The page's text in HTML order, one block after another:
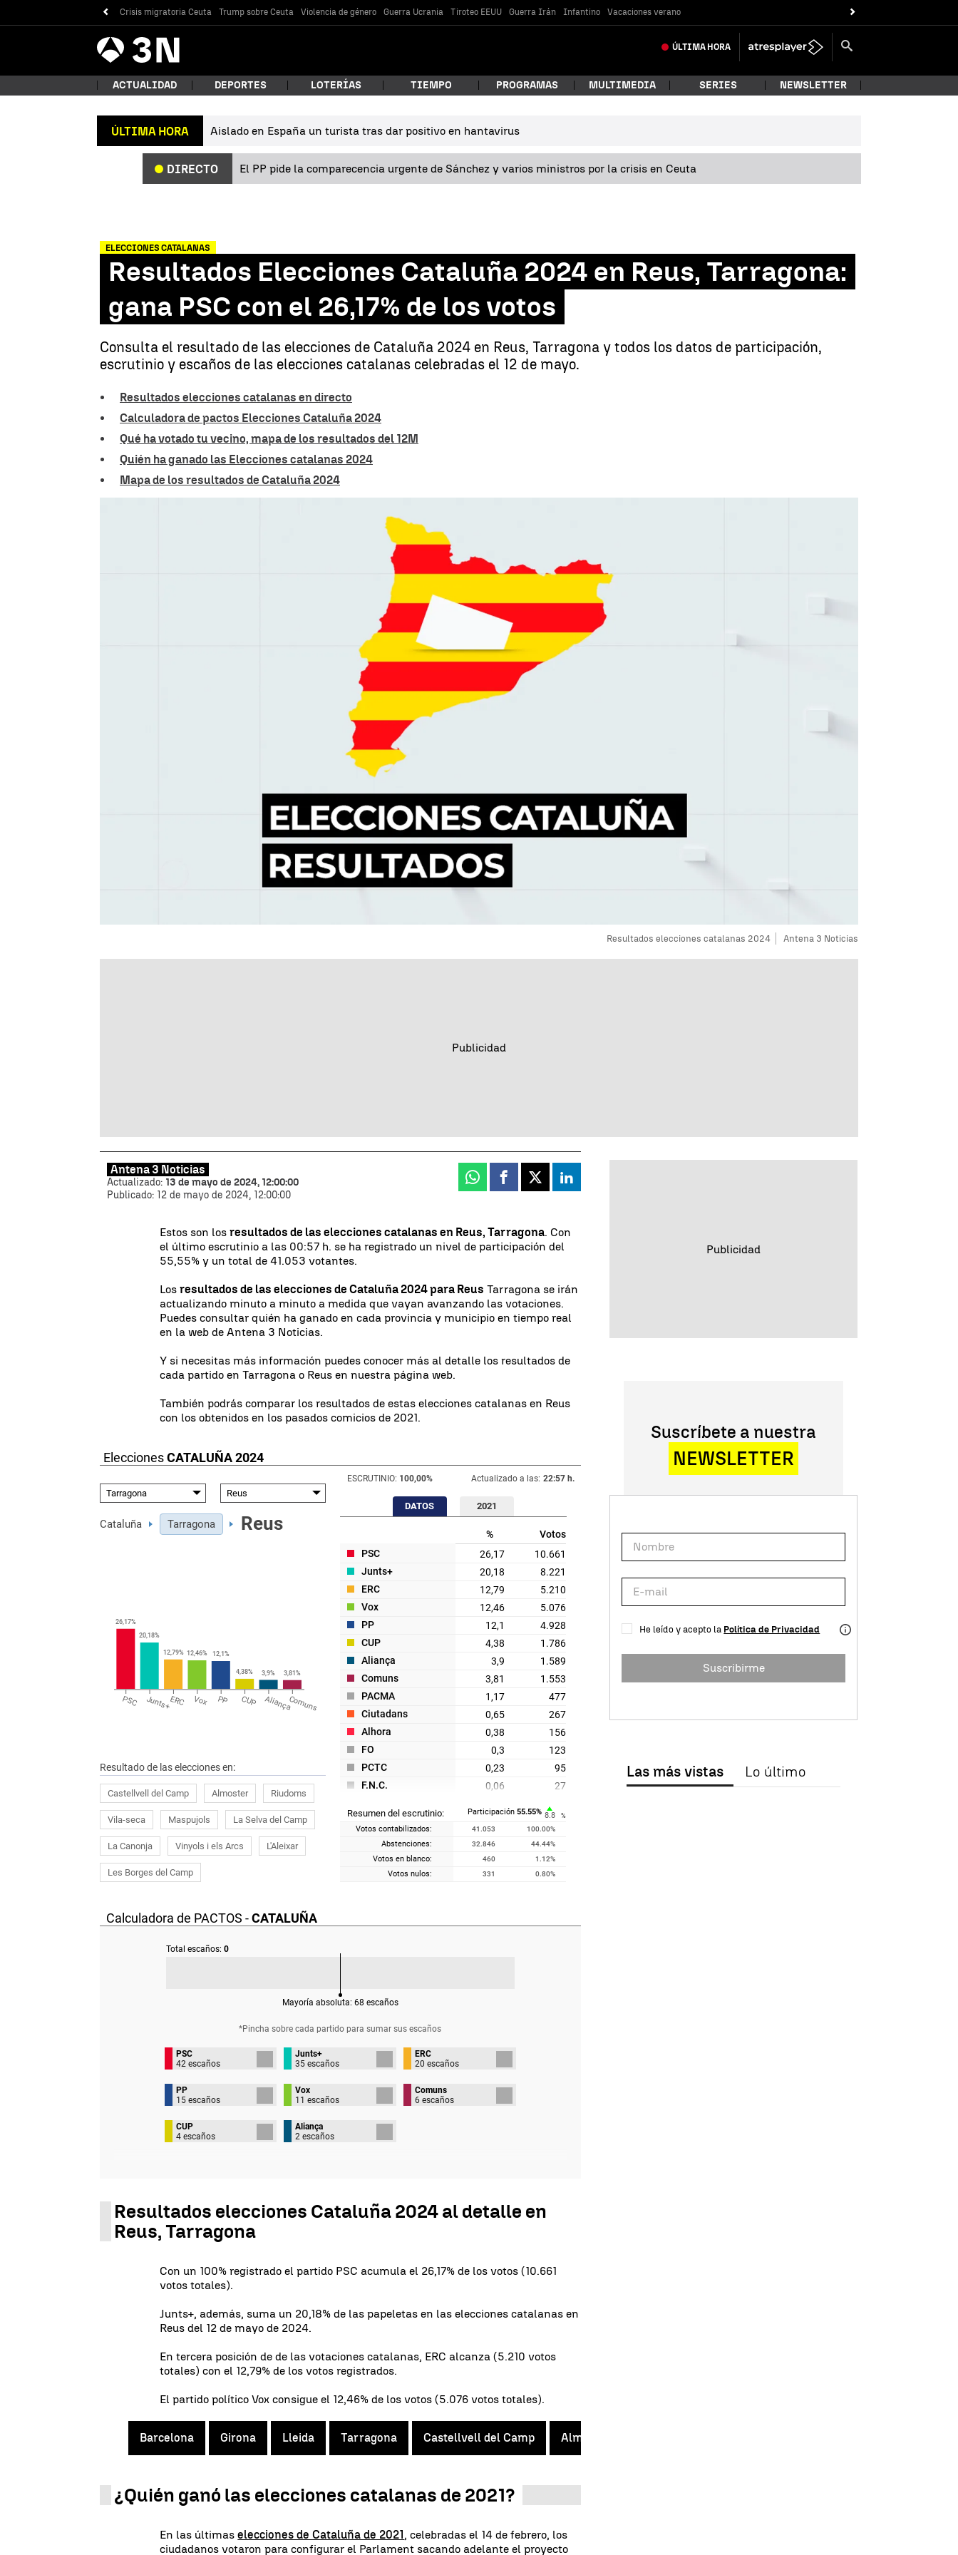
Crisis migratoria Ceuta Trump sobre Ceuta Violencia de género Guerra Ucrania Tiroteo EEUU Guerra Irán Infantino Vacaciones verano
Antena
3 Noticias ÚLTIMA HORA
¿Qué estás buscando?
Buscar
ACTUALIDAD DEPORTES LOTERÍAS TIEMPO PROGRAMAS MULTIMEDIA SERIES NEWSLETTER
ÚLTIMA HORA Aislado en España un turista tras dar positivo en hantavirus
DIRECTO El PP pide la comparecencia urgente de Sánchez y varios ministros por la crisis en Ceuta
ELECCIONES CATALANAS
Resultados Elecciones Cataluña 2024 en Reus, Tarragona:
gana PSC con el 26,17% de los votos
Consulta el resultado de las elecciones de Cataluña 2024 en Reus, Tarragona y todos los datos de participación,
escrutinio y escaños de las elecciones catalanas celebradas el 12 de mayo.
Resultados elecciones catalanas en directo
Calculadora de pactos Elecciones Cataluña 2024
Qué ha votado tu vecino, mapa de los resultados del 12M
Quién ha ganado las Elecciones catalanas 2024
Mapa de los resultados de Cataluña 2024
Resultados elecciones catalanas 2024 Antena 3 Noticias
Antena 3 Noticias
Actualizado: 13 de mayo de 2024, 12:00:00
Publicado: 12 de mayo de 2024, 12:00:00
Whatsapp
Facebook
X Linkedin
Estos son losresultados de las elecciones catalanas en Reus, Tarragona. Con
el último escrutinio a las 00:57 h. se ha registrado un nivel de participación del
55,55% y un total de 41.053 votantes.
Losresultados de las elecciones de Cataluña 2024 para Reus Tarragona se irán
actualizando minuto a minuto a medida que vayan avanzando las votaciones.
Puedes consultar quién ha ganado en cada provincia y municipio en tiempo real
en la web de Antena 3 Noticias.
Y si necesitas más información puedes conocer más al detalle los resultados de
cada partido en Tarragona o Reus en nuestra página web.
También podrás comparar los resultados de estas elecciones catalanas en Reus
con los obtenidos en los pasados comicios de 2021.
EleccionesCATALUÑA2024
ESCRUTINIO: 100,00% Actualizado a las: 22:57 h.
Cataluña Tarragona Reus
PSC Junts+ERC Vox PP CUP AliançaComuns
26,17%
20,18%
12,79% 12,46% 12,1 %
4,38% 3,9% 3,81%
Resultado de las elecciones en:
Castellvell del Camp Almoster Riudoms
Vila-seca Maspujols La Selva del Camp
La Canonja Vinyols i els Arcs L'Aleixar
Les Borges del Camp
DATOS 2021
%
Votos
PSC
26,17
10.661
Junts+
20,18
8.221
ERC
12,79
5.210
Vox
12,46
5.076
PP
12,1
4.928
CUP
4,38
1.786
Aliança
3,9
1.589
Comuns
3,81
1.553
PACMA
1,17
477
Ciutadans
0,65
267
Alhora
0,38
156
FO
0,3
123
PCTC
0,23
95
F.N.C.
0,06
27
26
0,05
CNV
0,04 18
Resumen del escrutinio: Participación 55.55% 8.8 %
Votos contabilizados: 41.053 100.00%
Abstenciones: 32.846 44.44%
Votos en blanco: 460 1.12%
Votos nulos: 331 0.80%
Calculadora de PACTOS -CATALUÑA
Total escaños: 0
Mayoría absoluta: 68 escaños
*Pincha sobre cada partido para sumar sus escaños
PSC
42 escaños
Junts+
35 escaños
ERC
20 escaños
PP
15 escaños
Vox
11 escaños
Comuns
6 escaños
CUP
4 escaños
Aliança
2 escaños
Resultados elecciones Cataluña 2024 al detalle en
Reus, Tarragona
Con un 100% registrado el partido PSC acumula el 26,17% de los votos (10.661
votos totales).
Junts+, además, suma un 20,18% de las papeletas en las elecciones catalanas en
Reus del 12 de mayo de 2024.
En tercera posición de de las votaciones catalanas, ERC alcanza (5.210 votos
totales) con el 12,79% de los votos registrados.
El partido político Vox consigue el 12,46% de los votos (5.076 votos totales).
Barcelona Girona Lleida Tarragona Castellvell del Camp Almoster
¿Quién ganó las elecciones catalanas de 2021?
En las últimaselecciones de Cataluña de 2021, celebradas el 14 de febrero, los
ciudadanos votaron para configurar el Parlament sacando adelante el proyecto
Suscríbete a nuestra
NEWSLETTER
He leído y acepto la Política de Privacidad
Suscribirme
Las más vistas Lo último